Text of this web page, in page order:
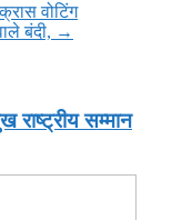
वोटिंग
बंदी, →
राष्ट्रीय सम्मान